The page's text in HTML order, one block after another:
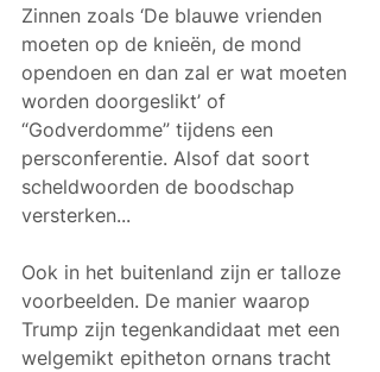
Zinnen zoals ‘De blauwe vrienden
moeten op de knieën, de mond
opendoen en dan zal er wat moeten
worden doorgeslikt’ of
“Godverdomme” tijdens een
persconferentie. Alsof dat soort
scheldwoorden de boodschap
versterken...
Ook in het buitenland zijn er talloze
voorbeelden. De manier waarop
Trump zijn tegenkandidaat met een
welgemikt epitheton ornans tracht